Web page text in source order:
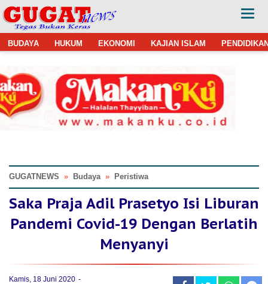
BUDAYA HUKUM EKONOMI KAJIAN ISLAM
GUGATNEWS » Budaya » Peristiwa
Saka Praja Adil Prasetyo Isi Liburan
Pandemi Covid-19 Dengan Berlatih
Menyanyi
Kamis, 18 Juni 2020